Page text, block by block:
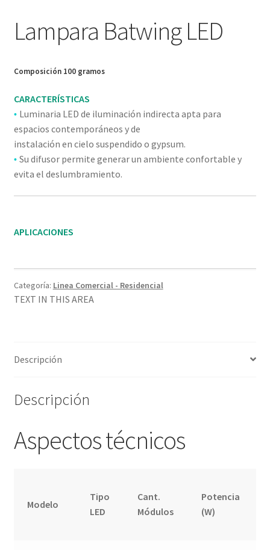
Términos y condiciones
Tienda
Lampara Batwing LED
Composición 100 gramos
CARACTERÍSTICAS
• Luminaria LED de iluminación indirecta apta para
espacios contemporáneos y de
instalación en cielo suspendido o gypsum.
• Su difusor permite generar un ambiente confortable y
evita el deslumbramiento.
APLICACIONES
Categoría: Linea Comercial - Residencial
TEXT IN THIS AREA
Descripción
Descripción
Aspectos técnicos
Modelo
Tipo
LED
Cant.
Módulos
Potencia
(W)